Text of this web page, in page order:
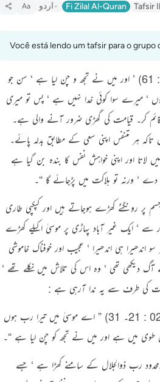
Aa اردو Fi Zilal Al-Quran Tafsir
Você está lendo um tafsir para o grupo
فلمآ اتھا۔۔۔۔۔۔۔۔۔۔ فتردی (21 : 61) ’ اور میں نے تجھ و چن لیا ہے ‘ سن جو
‘ میرے سوا کوئی خدا نہیں ہے ‘ پس تو میری
قائم کر۔ قیامت کی گھڑی ضرور آنے والی ہے۔
ہر متنفس اپنی سعی کے مطابق بدلہ پائے۔
لاتا اور اپنی خواہش نفس کا بندہ بن گیا ہے
‘ ورنہ تو ہلاکت میں پڑجائے گا “۔
پر رونگٹے کھڑے ہوجاتے ہیں اور کپکپی طاری
‘ ایک غیر آباد پہاڑی پر موسیٰ اکیلے کھڑے
ہی اندھیرا ‘ عجیب اور خوفناک خاموشی
دیکھی تھی ‘ وہ اس کی تلاش میں نکلے تھے ‘
کی طرف سے یہ ندا آرہی ہے :
انی۔۔۔۔۔۔۔۔۔۔ لما یوحی (31) (02 : 21۔ 31) ” اے موسیٰ میں تیرا رب ہوں
طوی میں ہے اور میں نے تجھ کو چن لیا ہے “۔
لامحدود رب ذوالجلال کے سامنے کھڑا ہے ‘ جسے